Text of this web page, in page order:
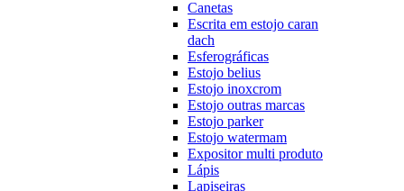
Canetas
Escrita em estojo caran
dach
Esferográficas
Estojo belius
Estojo inoxcrom
Estojo outras marcas
Estojo parker
Estojo watermam
Expositor multi produto
Lápis
Lapiseiras